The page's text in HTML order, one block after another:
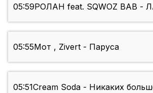
05:59РОЛАН feat. SQWOZ BAB -
05:55Мот , Zivert - Паруса
05:51Cream Soda - Никаких